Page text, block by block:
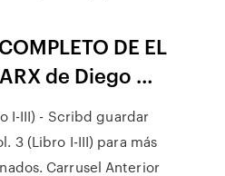
DE EL
de Diego …
I-III) - Scribd guardar
3 (Libro I-III) para más
Carrusel Anterior